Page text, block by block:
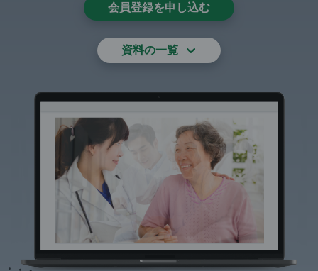
会員登録を申し込む
資料の一覧